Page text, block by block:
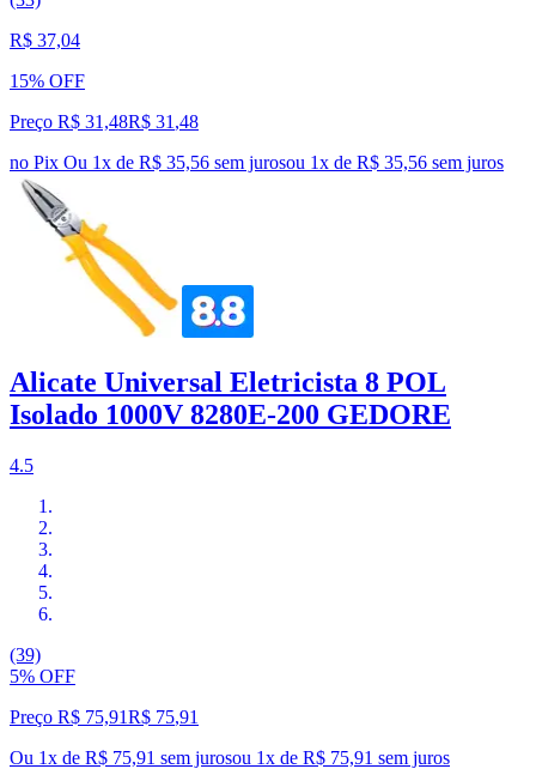
R$ 37,04
15% OFF
Preço R$ 31,48R$ 31 ,48
no Pix Ou 1x de R$ 35,56 sem jurosou 1x de R$ 35,56 sem juros
Alicate Universal Eletricista 8 POL
Isolado 1000V 8280E-200 GEDORE
4.5
(39)
5% OFF
Preço R$ 75,91R$ 75,91
Ou 1x de R$ 75,91 sem jurosou 1x de R$ 75,91 sem juros